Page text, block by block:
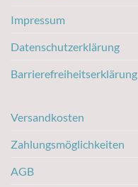
Impressum
Datenschutzerklärung
Barrierefreiheitserklärung
Versandkosten
Zahlungsmöglichkeiten
AGB